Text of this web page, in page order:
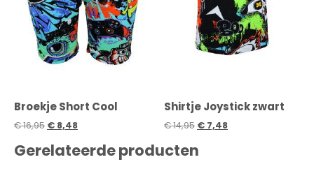
Broekje Short Cool
€16,95 € 8,48
Shirtje Joystick zwart
€14,95 € 7,48
Gerelateerde producten